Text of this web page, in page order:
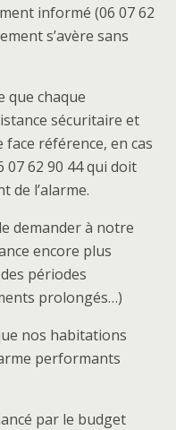
informé (06 07 62
s’avère sans
que chaque
sécuritaire et
référence, en cas
07 62 90 44 qui doit
de l’alarme.
demander à notre
encore plus
périodes
prolongés…)
nos habitations
performants
par le budget